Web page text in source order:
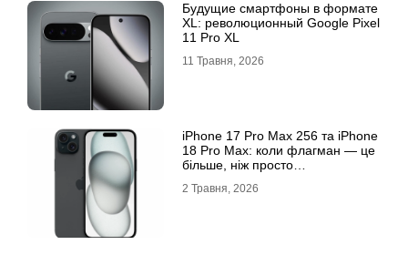
Будущие смартфоны в формате
XL: революционный Google Pixel
11 Pro XL
11 Травня, 2026
iРhone 17 Рro Мax 256 та iРhone
18 Рro Мax: коли флагман — це
більше, ніж просто
2 Травня, 2026